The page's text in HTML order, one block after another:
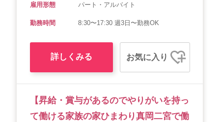
雇用形態 パート・アルバイト
勤務時間 8:30〜17:30 週3日〜勤務OK
詳しくみる お気に入り
【昇給・賞与があるのでやりがいを持っ
て働ける家族の家ひまわり真岡二宮で働